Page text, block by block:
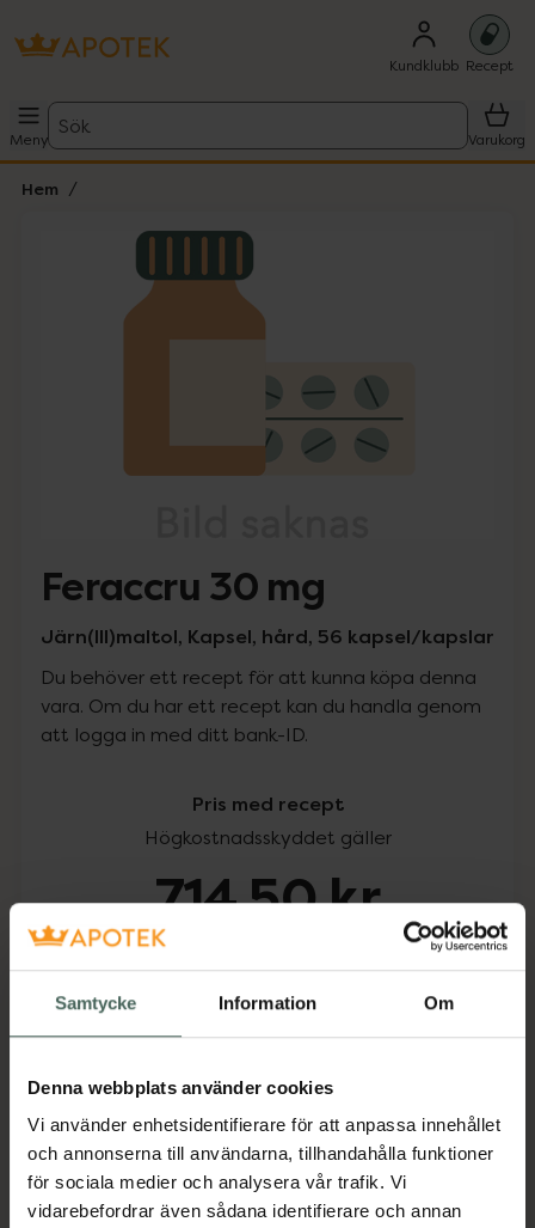
Samtycke Information Om
Denna webbplats använder cookies
Vi använder enhetsidentifierare för att anpassa innehållet
och annonserna till användarna, tillhandahålla funktioner
för sociala medier och analysera vår trafik. Vi
vidarebefordrar även sådana identifierare och annan
Kundklubb Recept
Meny
Sök
Varukorg
Hem
Lista: . Innehåller 1 objekt.
Feraccru 30 mg
Järn(III)maltol, Kapsel, hård, 56 kapsel/kapslar
Du behöver ett recept för att kunna köpa denna
vara. Om du har ett recept kan du handla genom
att logga in med ditt bank-ID.
Pris med recept
Högkostnadsskyddet gäller
714,50 kr
Köp via ditt recept
Aktuella erbjudanden
Beskrivning